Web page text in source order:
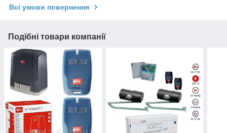
Всі умови повернення
Подібні товари компанії